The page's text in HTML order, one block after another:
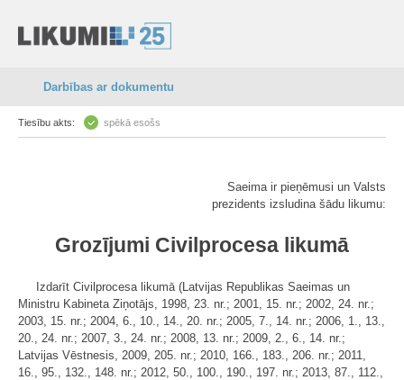
Darbības ar dokumentu
Tiesību akts: spēkā esošs
Saeima ir pieņēmusi un Valsts
prezidents izsludina šādu likumu:
Grozījumi Civilprocesa likumā
Izdarīt Civilprocesa likumā (Latvijas Republikas Saeimas un
Ministru Kabineta Ziņotājs, 1998, 23. nr.; 2001, 15. nr.; 2002, 24. nr.;
2003, 15. nr.; 2004, 6., 10., 14., 20. nr.; 2005, 7., 14. nr.; 2006, 1., 13.,
20., 24. nr.; 2007, 3., 24. nr.; 2008, 13. nr.; 2009, 2., 6., 14. nr.;
Latvijas Vēstnesis, 2009, 205. nr.; 2010, 166., 183., 206. nr.; 2011,
16., 95., 132., 148. nr.; 2012, 50., 100., 190., 197. nr.; 2013, 87., 112.,